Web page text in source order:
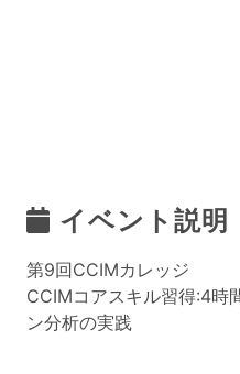
イベント説明
第9回CCIMカレッジ
CCIMコアスキル習得:4時
ン分析の実践